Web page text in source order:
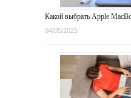
Какой выбрать Apple
04/05/2025